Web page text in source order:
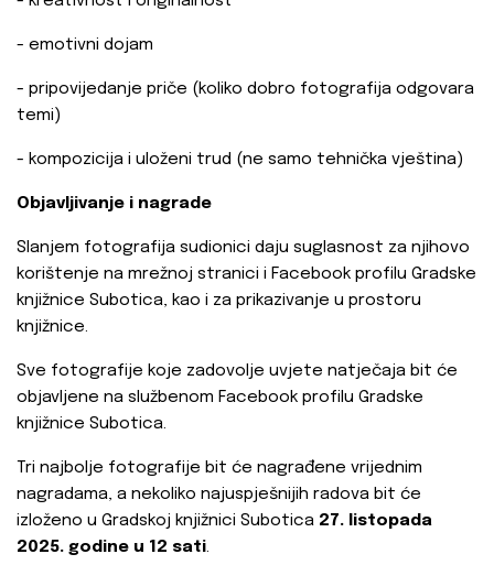
- emotivni dojam
- pripovijedanje priče (koliko dobro fotografija odgovara
temi)
- kompozicija i uloženi trud (ne samo tehnička vještina)
Objavljivanje i nagrade
Slanjem fotografija sudionici daju suglasnost za njihovo
korištenje na mrežnoj stranici i Facebook profilu Gradske
knjižnice Subotica, kao i za prikazivanje u prostoru
knjižnice.
Sve fotografije koje zadovolje uvjete natječaja bit će
objavljene na službenom Facebook profilu Gradske
knjižnice Subotica.
Tri najbolje fotografije bit će nagrađene vrijednim
nagradama, a nekoliko najuspješnijih radova bit će
izloženo u Gradskoj knjižnici Subotica 27. listopada
2025. godine u 12 sati.